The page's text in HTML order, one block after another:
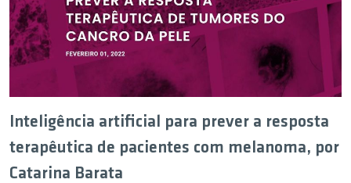
Inteligência artificial para prever a resposta
terapêutica de pacientes com melanoma, por
Catarina Barata